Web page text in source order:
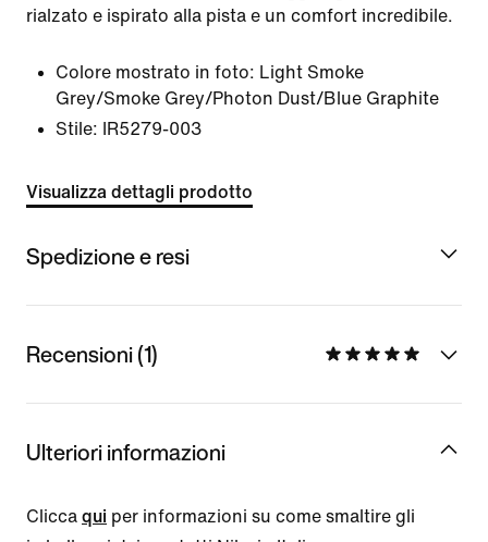
rialzato e ispirato alla pista e un comfort incredibile.
Colore mostrato in foto: Light Smoke
Grey/Smoke Grey/Photon Dust/Blue Graphite
Stile:
IR5279-003
Visualizza dettagli prodotto
Spedizione e resi
Recensioni (1)
Ulteriori informazioni
Clicca qui per informazioni su come smaltire gli